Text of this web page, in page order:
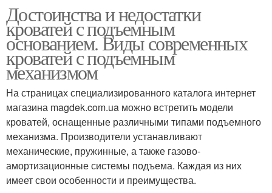
Достоинства и недостатки
кроватей с подъемным
основанием. Виды современных
кроватей с подъемным
механизмом
На страницах специализированного каталога интернет
магазина magdek.com.ua можно встретить модели
кроватей, оснащенные различными типами подъемного
механизма. Производители устанавливают
механические, пружинные, а также газово-
амортизационные системы подъема. Каждая из них
имеет свои особенности и преимущества.